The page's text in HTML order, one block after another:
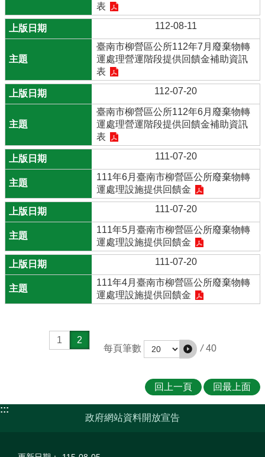
表
112-08-11
臺南市柳營區公所112年7月廢棄物轉
運處理營運階段提供回饋金補助資訊
表
112-07-20
臺南市柳營區公所112年6月廢棄物轉
運處理營運階段提供回饋金補助資訊
表
111-07-20
111年6月臺南市柳營區公所廢棄物轉
運處理設施提供回饋金
111-07-20
111年5月臺南市柳營區公所廢棄物轉
運處理設施提供回饋金
111-07-20
111年4月臺南市柳營區公所廢棄物轉
運處理設施提供回饋金
1
2
每頁筆數
/ 40
回上一頁 回最上面
:::
政府網站資料開放宣告